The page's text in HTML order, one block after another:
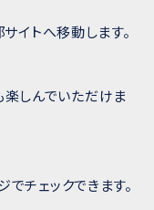
トへ移動します。
しんでいただけま
チェックできます。